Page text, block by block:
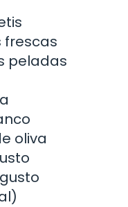
frescas
peladas
oliva